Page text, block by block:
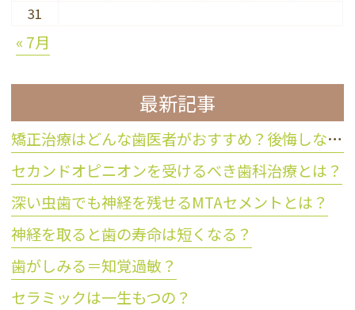
31
« 7月
最新記事
矯正治療はどんな歯医者がおすすめ？後悔しない歯科医院の選び方
セカンドオピニオンを受けるべき歯科治療とは？
深い虫歯でも神経を残せるMTAセメントとは？
神経を取ると歯の寿命は短くなる？
歯がしみる＝知覚過敏？
セラミックは一生もつの？